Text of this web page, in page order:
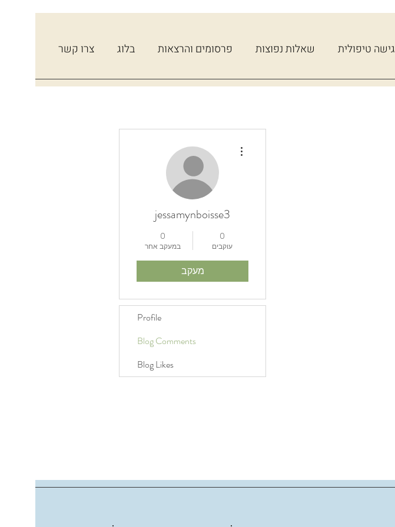
גישה טיפולית שאלות נפוצות פרסומים והרצאות בלוג צרו קשר
jessamynboisse3
0
עוקבים
0
במעקב אחר
מעקב
Profile
Blog Comments
Blog Likes